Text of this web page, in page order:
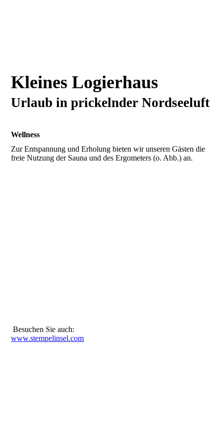
Kleines Logierhaus
Urlaub in prickelnder Nordseeluft
Wellness
Zur Entspannung und Erholung bieten wir unseren Gästen die
freie Nutzung der Sauna und des Ergometers (o. Abb.) an.
Besuchen Sie auch:
www.stempelinsel.com